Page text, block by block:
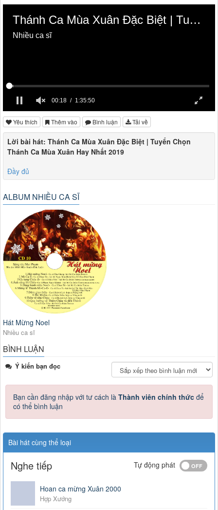
Thánh Ca Mùa Xuân Đặc Biệt | Tuyển Chọn Thánh Ca Mùa Xuân Hay Nhất 2019
Nhiều ca sĩ
00:18 1:35:50
Yêu thích Thêm vào Bình luận Tải về
Lời bài hát: Thánh Ca Mùa Xuân Đặc Biệt | Tuyển Chọn
Thánh Ca Mùa Xuân Hay Nhất 2019
Đầy đủ
ALBUM NHIỀU CA SĨ
Hát Mừng Noel
Nhiều ca sĩ
BÌNH LUẬN
Ý kiến bạn đọc
Bạn cần đăng nhập với tư cách là Thành viên chính thức để
có thể bình luận
Bài hát cùng thể loại
Nghe tiếp Tự động phát
Hoan ca mừng Xuân 2000
Hợp Xướng